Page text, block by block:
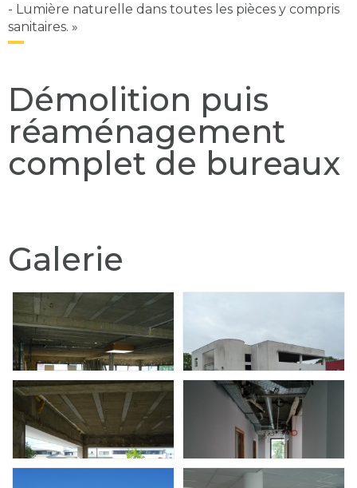
- Lumière naturelle dans toutes les pièces y compris
sanitaires. »
Démolition puis
réaménagement
complet de bureaux
Galerie